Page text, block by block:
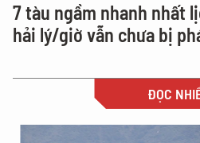
7 tàu ngầm nhanh nhất
hải lý/giờ vẫn chưa bị
ĐỌC